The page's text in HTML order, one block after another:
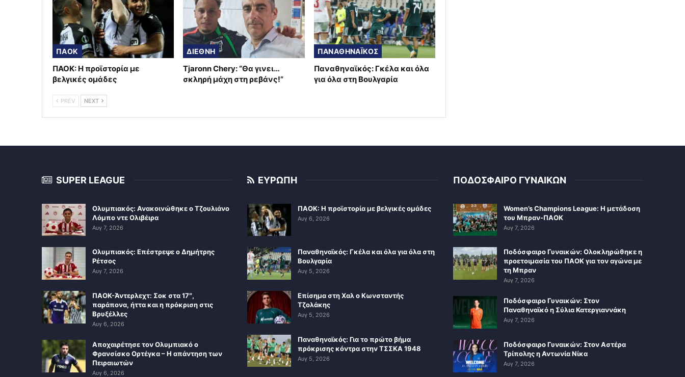
ΠΑΟΚ
ΠΑΟΚ: Η προϊστορία με
βελγικές ομάδες
ΔΙΕΘΝΗ
Tjaronn Chery: “Θα γινει…
σκληρή μάχη στη ρεβάνς!”
ΠΑΝΑΘΗΝΑΪΚΟΣ
Παναθηναϊκός: Γκέλα και όλα
για όλα στη Βουλγαρία
PREV NEXT
SUPER LEAGUE
Ολυμπιακός: Ανακοινώθηκε ο Τζουλιάνο
Λόμπο ντε Ολιβέιρα
Αυγ 7, 2026
Ολυμπιακός: Επέστρεψε ο Δημήτρης
Ρέτσος
Αυγ 7, 2026
ΠΑΟΚ-Άντερλεχτ: Σοκ στα 17″,
παράπονα, ήττα και η πρόκριση στις
Βρυξέλλες
Αυγ 6, 2026
Αποχαιρέτησε τον Ολυμπιακό ο
Φρανσίσκο Ορτέγκα – Η απάντηση των
Πειραιωτών
Αυγ 6, 2026
ΕΥΡΩΠΗ
ΠΑΟΚ: Η προϊστορία με βελγικές ομάδες
Αυγ 6, 2026
Παναθηναϊκός: Γκέλα και όλα για όλα στη
Βουλγαρία
Αυγ 5, 2026
Επίσημα στη Χαλ ο Κωνσταντής
Τζολάκης
Αυγ 5, 2026
Παναθηναϊκός: Για το πρώτο βήμα
πρόκρισης κόντρα στην ΤΣΣΚΑ 1948
Αυγ 5, 2026
ΠΟΔΟΣΦΑΙΡΟ ΓΥΝΑΙΚΩΝ
Women’s Champions League: Η μετάδοση
του Μπραν-ΠΑΟΚ
Αυγ 7, 2026
Ποδόσφαιρο Γυναικών: Ολοκληρώθηκε η
προετοιμασία του ΠΑΟΚ για τον αγώνα με
τη Μπραν
Αυγ 7, 2026
Ποδόσφαιρο Γυναικών: Στον
Παναθηναϊκό η Σύλια Κατεργιαννάκη
Αυγ 7, 2026
Ποδόσφαιρο Γυναικών: Στον Αστέρα
Τρίπολης η Αντωνία Νίκα
Αυγ 7, 2026